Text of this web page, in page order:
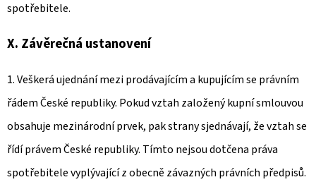
spotřebitele.
X. Závěrečná ustanovení
1. Veškerá ujednání mezi prodávajícím a kupujícím se právním
řádem České republiky. Pokud vztah založený kupní smlouvou
obsahuje mezinárodní prvek, pak strany sjednávají, že vztah se
řídí právem České republiky. Tímto nejsou dotčena práva
spotřebitele vyplývající z obecně závazných právních předpisů.